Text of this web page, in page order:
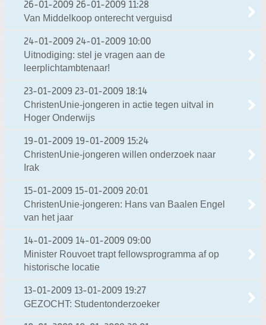
26-01-2009 26-01-2009 11:28
Van Middelkoop onterecht verguisd
24-01-2009 24-01-2009 10:00
Uitnodiging: stel je vragen aan de
leerplichtambtenaar!
23-01-2009 23-01-2009 18:14
ChristenUnie-jongeren in actie tegen uitval in
Hoger Onderwijs
19-01-2009 19-01-2009 15:24
ChristenUnie-jongeren willen onderzoek naar
Irak
15-01-2009 15-01-2009 20:01
ChristenUnie-jongeren: Hans van Baalen Engel
van het jaar
14-01-2009 14-01-2009 09:00
Minister Rouvoet trapt fellowsprogramma af op
historische locatie
13-01-2009 13-01-2009 19:27
GEZOCHT: Studentonderzoeker